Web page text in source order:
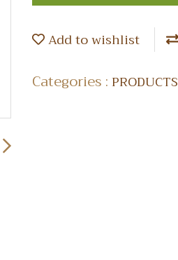
Add to wishlist
Categories :PRODUCTS